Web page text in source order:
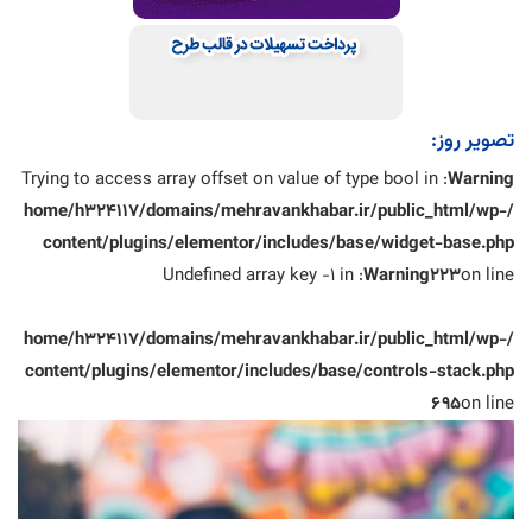
تصویر روز:
Warning
: Trying to access array offset on value of type bool in
/home/h324117/domains/mehravankhabar.ir/public_html/wp-
content/plugins/elementor/includes/base/widget-base.php
on line
223
Warning
: Undefined array key -1 in
/home/h324117/domains/mehravankhabar.ir/public_html/wp-
content/plugins/elementor/includes/base/controls-stack.php
on line
695